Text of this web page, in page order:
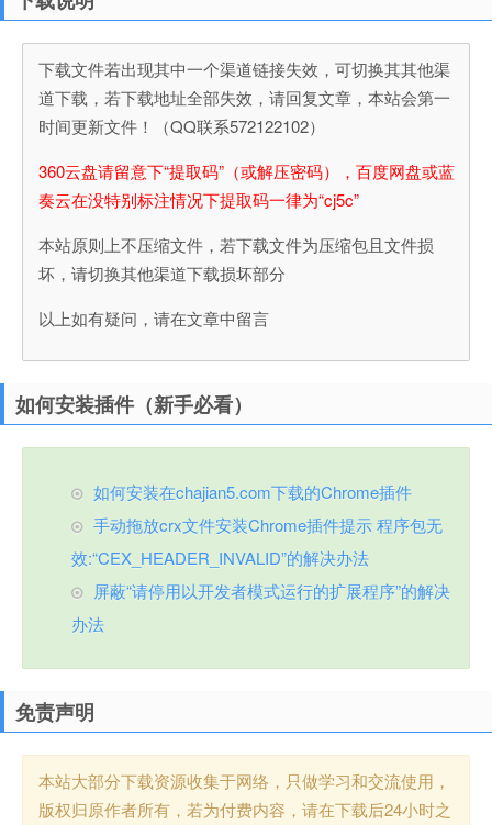
下载文件若出现其中一个渠道链接失效，可切换其其他渠
道下载，若下载地址全部失效，请回复文章，本站会第一
时间更新文件！（QQ联系572122102）
360云盘请留意下“提取码”（或解压密码），百度网盘或蓝
奏云在没特别标注情况下提取码一律为“cj5c”
本站原则上不压缩文件，若下载文件为压缩包且文件损
坏，请切换其他渠道下载损坏部分
以上如有疑问，请在文章中留言
如何安装插件（新手必看）
如何安装在chajian5.com下载的Chrome插件
手动拖放crx文件安装Chrome插件提示 程序包无
效:“CEX_HEADER_INVALID”的解决办法
屏蔽“请停用以开发者模式运行的扩展程序”的解决
办法
免责声明
本站大部分下载资源收集于网络，只做学习和交流使用，
版权归原作者所有，若为付费内容，请在下载后24小时之